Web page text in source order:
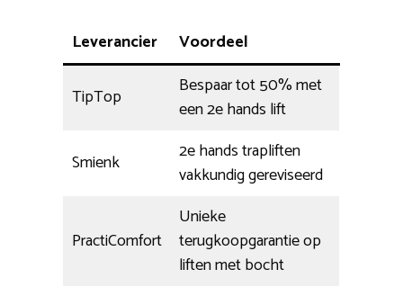
Leverancier Voordeel
TipTop
Bespaar tot 50% met
een 2e hands lift
Smienk
2e hands trapliften
vakkundig gereviseerd
PractiComfort
Unieke
terugkoopgarantie op
liften met bocht